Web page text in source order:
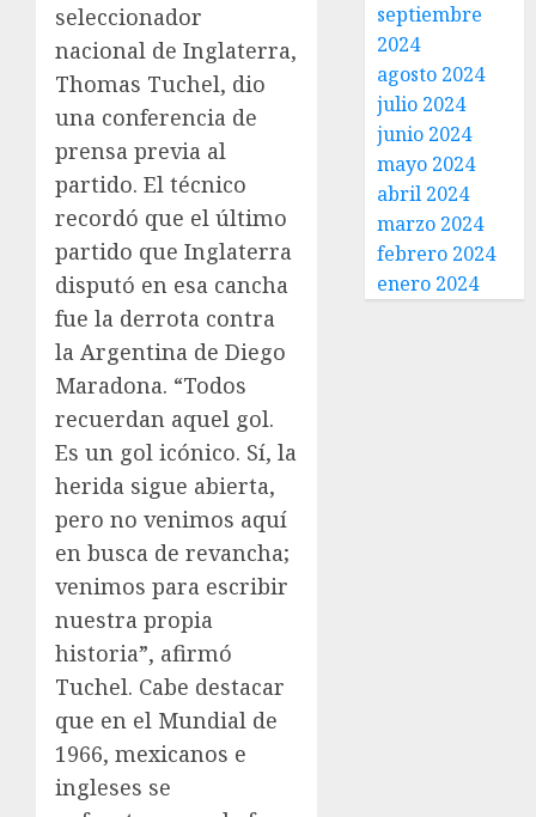
seleccionador
nacional de Inglaterra,
Thomas Tuchel, dio
una conferencia de
prensa previa al
partido. El técnico
recordó que el último
partido que Inglaterra
disputó en esa cancha
fue la derrota contra
la Argentina de Diego
Maradona. “Todos
recuerdan aquel gol.
Es un gol icónico. Sí, la
herida sigue abierta,
pero no venimos aquí
en busca de revancha;
venimos para escribir
nuestra propia
historia”, afirmó
Tuchel. Cabe destacar
que en el Mundial de
1966, mexicanos e
ingleses se
septiembre
2024
agosto 2024
julio 2024
junio 2024
mayo 2024
abril 2024
marzo 2024
febrero 2024
enero 2024